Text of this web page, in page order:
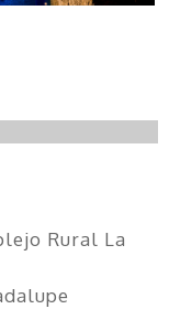
Rural La